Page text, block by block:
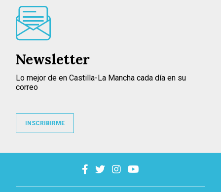
Newsletter
Lo mejor de en Castilla-La Mancha cada día en su
correo
INSCRIBIRME